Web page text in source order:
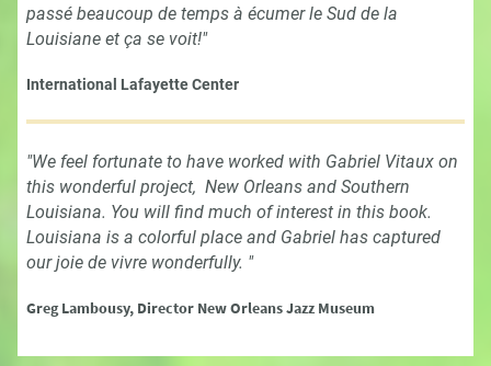
passé beaucoup de temps à écumer le Sud de la
Louisiane et ça se voit!"
International Lafayette Center
"We feel fortunate to have worked with Gabriel Vitaux on
this wonderful project, New Orleans and Southern
Louisiana. You will find much of interest in this book.
Louisiana is a colorful place and Gabriel has captured
our joie de vivre wonderfully. "
Greg Lambousy, Director New Orleans Jazz Museum